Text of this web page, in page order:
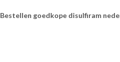
Bestellen goedkope disulfiram